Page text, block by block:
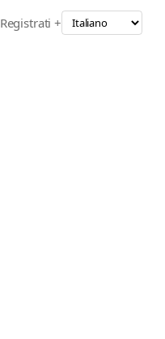
Registrati +